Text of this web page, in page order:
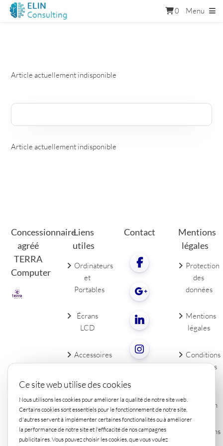
0 Menu
Article actuellement indisponible
Article actuellement indisponible
Ce site web utilise des cookies
Nous utilisons les cookies pour améliorer la qualité de notre site web.
Certains cookies sont essentiels pour le fonctionnement de notre site,
d'autres servent à implémenter certaines fonctionalités ou à améliorer
la performance de notre site et l'efficacité de nos campagnes
publicitaires. Vous pouvez choisir les cookies, que vous voulez
Concessionnaire
agréé
TERRA
Computer
Liens
utiles
Ordinateurs
et
Portables
Écrans
LCD
Accessoires
de PC
Contact
Contact
Mentions
légales
Protection
des
données
Mentions
légales
Conditions
générales
rétraction
Conditions